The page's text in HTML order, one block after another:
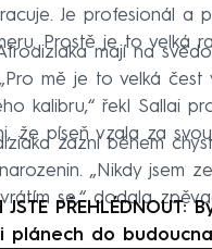
Je profesionál a
Prostě je to velká
mají na
mě je to velká
kalibru,“ řekl Sallai
že píseň vzala za
zazní během
„Nikdy jsem
se,“ dodala
JSTE
plánech do budoucna